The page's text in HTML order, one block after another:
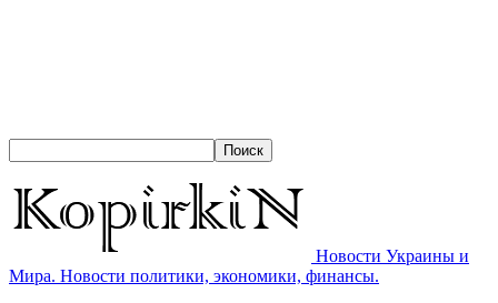
Новости Украины и
Мира. Новости политики, экономики, финансы.